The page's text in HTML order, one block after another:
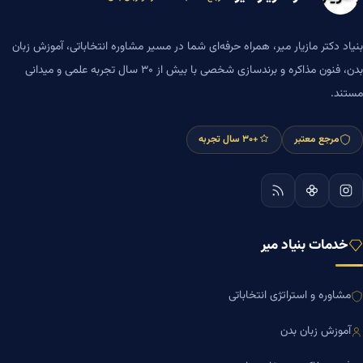
بنیاد دکتر مازیار میر، همراه حرفه‌ای شما در مسیر مشاوره انتخاباتی، آموزش زبان
بدن، فنون مذاکره و برندسازی شخصی با بیش از ۳۰ سال تجربه علمی و میدانی
مستند.
مرجع معتبر +۳۰ سال تجربه
خدمات بنیاد میر
مشاوره و استراتژی انتخاباتی
آموزش زبان بدن